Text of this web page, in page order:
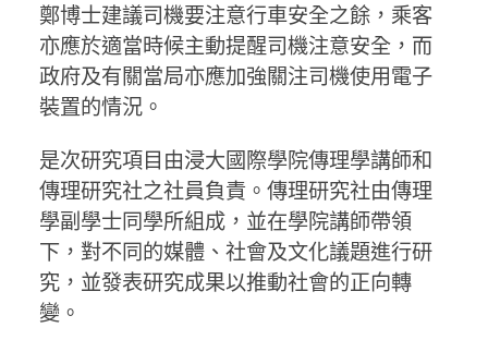
鄭博士建議司機要注意行車安全之餘，乘客
亦應於適當時候主動提醒司機注意安全，而
政府及有關當局亦應加強關注司機使用電子
裝置的情況。
是次研究項目由浸大國際學院傳理學講師和
傳理研究社之社員負責。傳理研究社由傳理
學副學士同學所組成，並在學院講師帶領
下，對不同的媒體、社會及文化議題進行研
究，並發表研究成果以推動社會的正向轉
變。